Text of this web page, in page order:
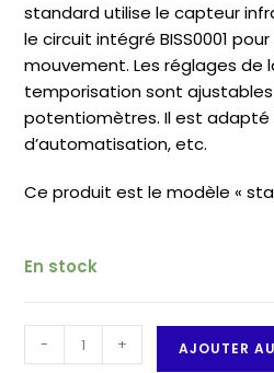
standard utilise le capteur
le circuit intégré BISS0001
mouvement. Les réglages de
temporisation sont
potentiomètres. Il est adapté
d’automatisation, etc.
Ce produit est le modèle «
En stock
quantité
de
- + AJOUTER